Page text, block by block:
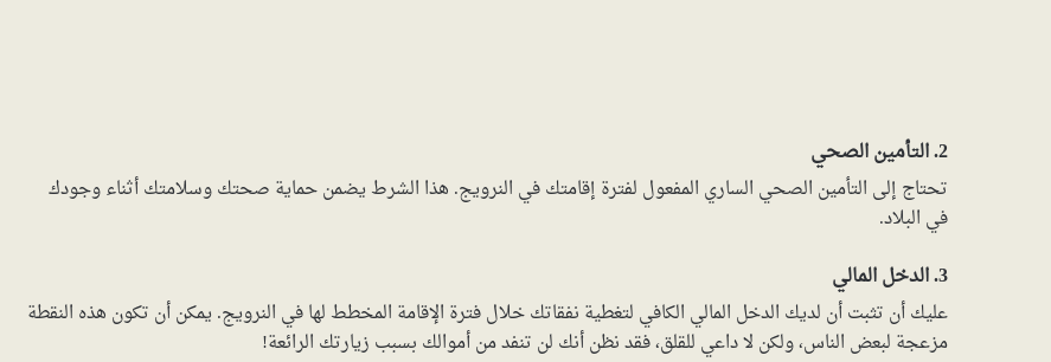
2. التأمين الصحي
تحتاج إلى التأمين الصحي الساري المفعول لفترة إقامتك في النرويج. هذا الشرط يضمن حماية صحتك وسلامتك أثناء وجودك
في البلاد.
3. الدخل المالي
عليك أن تثبت أن لديك الدخل المالي الكافي لتغطية نفقاتك خلال فترة الإقامة المخطط لها في النرويج. يمكن أن تكون هذه النقطة
مزعجة لبعض الناس، ولكن لا داعي للقلق، فقد نظن أنك لن تنفد من أموالك بسبب زيارتك الرائعة!